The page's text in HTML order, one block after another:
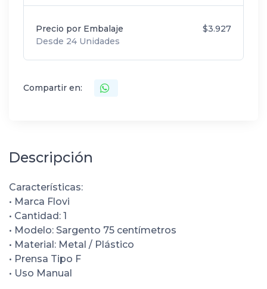
Precio por Embalaje
Desde 24 Unidades
$3.927
Compartir en:
Descripción
Características:
• Marca Flovi
• Cantidad: 1
• Modelo: Sargento 75 centímetros
• Material: Metal / Plástico
• Prensa Tipo F
• Uso Manual